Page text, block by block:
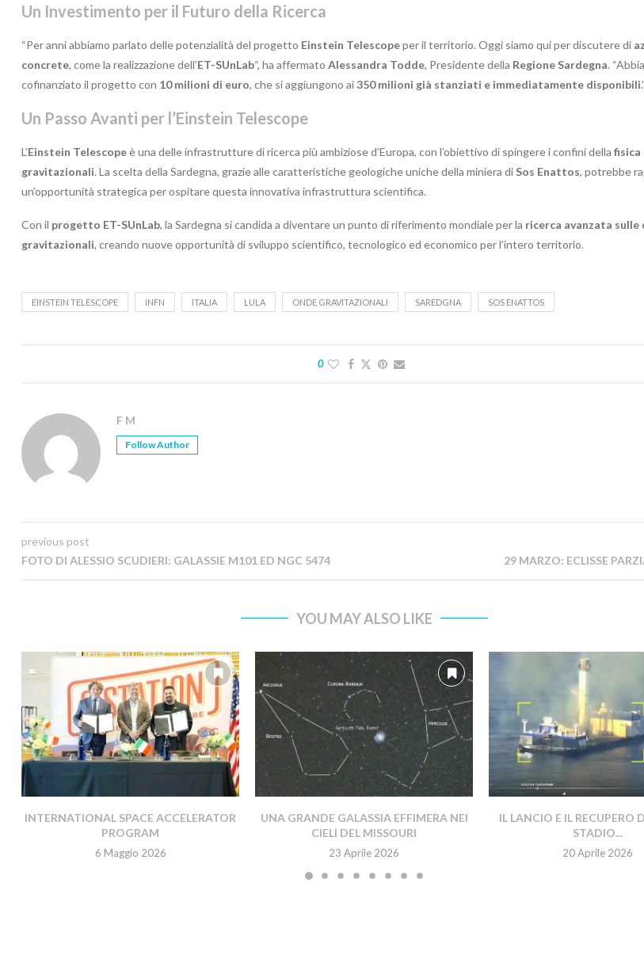
Un Investimento per il Futuro della Ricerca
“Per anni abbiamo parlato delle potenzialità del progetto Einstein Telescopeper il territorio. Oggi siamo qui per discutere di
concrete, come la realizzazione dell’ET-SUnLab“, ha affermato Alessandra Todde, Presidente della Regione Sardegna.
cofinanziato il progetto con 10 milioni di euro, che si aggiungono ai350 milioni già stanziati e immediatamente disponibili.”
Un Passo Avanti per l’Einstein Telescope
L’Einstein Telescopeè una delle infrastrutture di ricerca più ambiziose d’Europa, con l’obiettivo di spingere i confini della fisica
gravitazionali. La scelta della Sardegna, grazie alle caratteristiche geologiche uniche della miniera di Sos Enattos, potrebbe
un’opportunità strategica per ospitare questa innovativa infrastruttura scientifica.
Con il progetto ET-SUnLab, la Sardegna si candida a diventare un punto di riferimento mondiale per la ricerca avanzata sulle
gravitazionali, creando nuove opportunità di sviluppo scientifico, tecnologico ed economico per l’intero territorio.
EINSTEIN TELESCOPE INFN ITALIA LULA ONDE GRAVITAZIONALI SAREDGNA SOS ENATTOS
0
F M
Follow Author
previous post
FOTO DI ALESSIO SCUDIERI: GALASSIE M101 ED NGC 5474
29 MARZO: ECLISSE
YOU MAY ALSO LIKE
INTERNATIONAL SPACE ACCELERATOR
PROGRAM
6 Maggio 2026
UNA GRANDE GALASSIA EFFIMERA NEI
CIELI DEL MISSOURI
23 Aprile 2026
IL LANCIO E IL RECUPERO
STADIO...
20 Aprile 2026